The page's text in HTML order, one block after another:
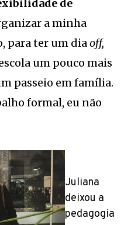
de
a minha
para ter um diaoff,
um pouco mais
passeio em família.
formal, eu não
Juliana
deixou a
pedagogia